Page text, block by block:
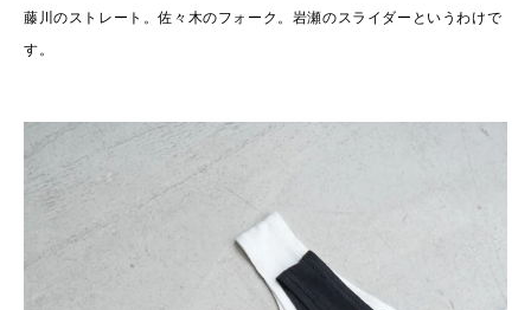
藤川のストレート。佐々木のフォーク。岩瀬のスライダーというわけで
す。